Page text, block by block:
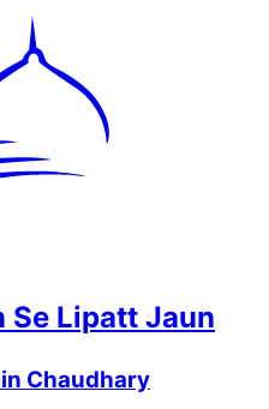
Se Lipatt Jaun
Chaudhary